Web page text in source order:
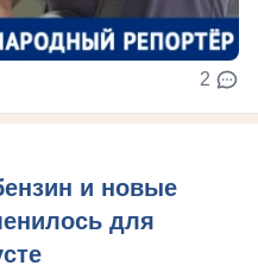
2
и новые
для